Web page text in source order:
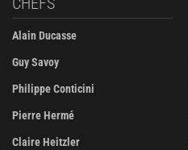
Alain Ducasse
Guy Savoy
Philippe Conticini
Pierre Hermé
Claire Heitzler